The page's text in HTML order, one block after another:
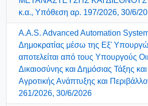
κ.α., Υπόθεση αρ. 197/2026, 30/6/
A.A.S. Advanced Automation
Δημοκρατίας μέσω της Εξ'
αποτελείται από τους Υπουργούς
Δικαιοσύνης και Δημόσιας Τάξης
Αγροτικής Ανάπτυξης και
261/2026, 30/6/2026